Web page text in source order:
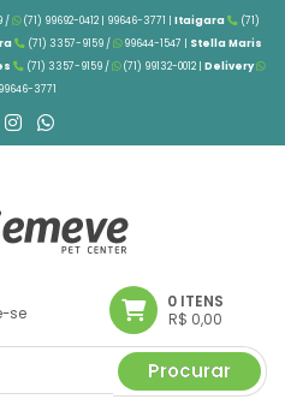
/ (71) 99692-0412 | 99646-3771 | Itaigara
(71)
(71) 3357-9159 / 99644-1547 | Stella Maris
(71) 3357-9159 / (71) 99132-0012 | Delivery
3771
se
0 ITENS
R$ 0,00
Procurar